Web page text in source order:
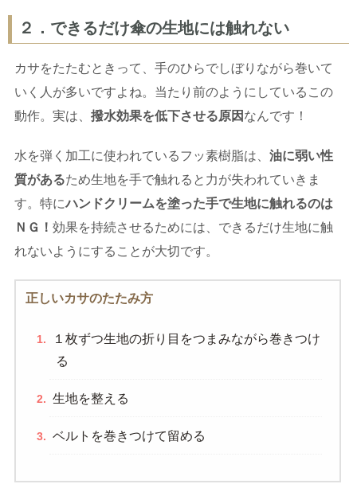
２．できるだけ傘の生地には触れない
カサをたたむときって、手のひらでしぼりながら巻いて
いく人が多いですよね。当たり前のようにしているこの
動作。実は、 撥水効果を低下させる原因 なんです！
水を弾く加工に使われているフッ素樹脂は、 油に弱い性
質があるため生地を手で触れると力が失われていきま
す。特にハンドクリームを塗った手で生地に触れるのは
ＮＧ！ 効果を持続させるためには、できるだけ生地に触
れないようにすることが大切です。
正しいカサのたたみ方
１枚ずつ生地の折り目をつまみながら巻きつけ
る
生地を整える
ベルトを巻きつけて留める